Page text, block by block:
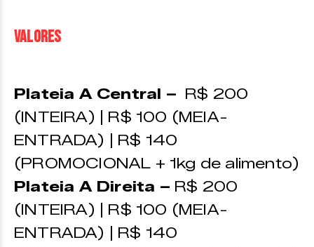
VALORES
Plateia A Central – R$ 200
(INTEIRA) | R$ 100 (MEIA-
ENTRADA) | R$ 140
(PROMOCIONAL + 1kg de alimento)
Plateia A Direita – R$ 200
(INTEIRA) | R$ 100 (MEIA-
ENTRADA) | R$ 140